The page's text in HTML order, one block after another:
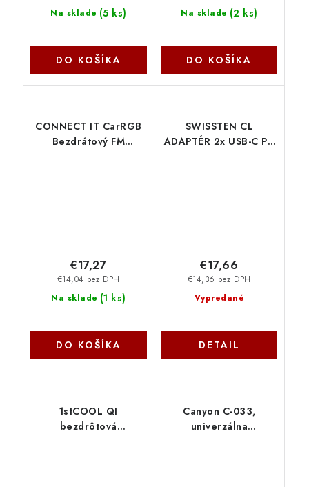
Na sklade (5 ks)
DO KOŠÍKA
Na sklade (2 ks)
DO KOŠÍKA
CONNECT IT CarRGB
Bezdrátový FM
Na sklade (1 ks)
€14,04 bez DPH
€17,27
DO KOŠÍKA
SWISSTEN CL
ADAPTÉR 2x USB-C PD
Vypredané
€14,36 bez DPH
€17,66
DETAIL
1stCOOL QI
bezdrôtová
Canyon C-033,
univerzálna